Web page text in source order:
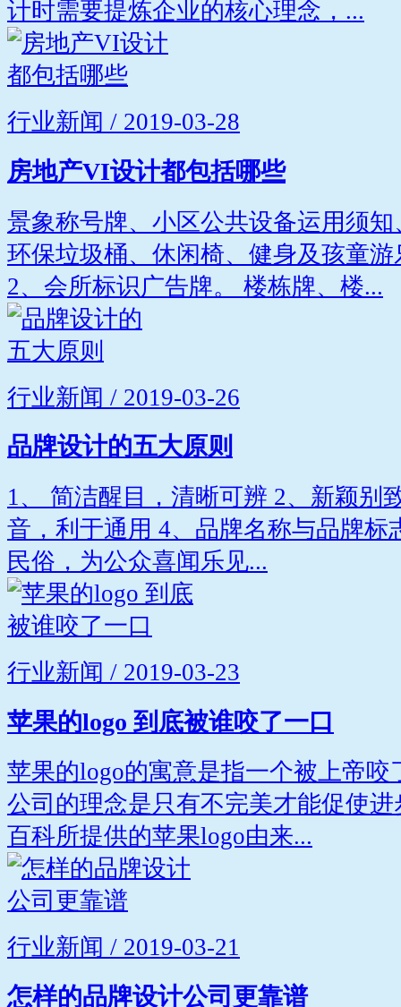
计时需要提炼企业的核心理念，...
行业新闻 / 2019-03-28
房地产VI设计都包括哪些
景象称号牌、小区公共设备运用须
环保垃圾桶、休闲椅、健身及孩童
2、会所标识广告牌。 楼栋牌、楼...
行业新闻 / 2019-03-26
品牌设计的五大原则
1、 简洁醒目，清晰可辨 2、新颖别
音，利于通用 4、品牌名称与品牌标
民俗，为公众喜闻乐见...
行业新闻 / 2019-03-23
苹果的logo 到底被谁咬了一口
苹果的logo的寓意是指一个被上帝
公司的理念是只有不完美才能促使
百科所提供的苹果logo由来...
行业新闻 / 2019-03-21
怎样的品牌设计公司更靠谱